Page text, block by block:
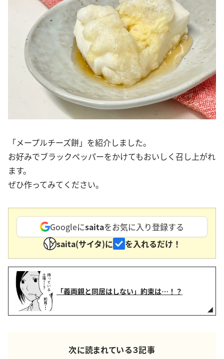
「メープルチーズ餅」を紹介しました。
お好みでブラックペッパーをかけてもおいしく召し上がれ
ます。
ぜひ作ってみてください。
Googleにsaitaをお気に入り登録する
saita(サイタ)に
を入れるだけ！
「義両親と同居はしない」約束は…！？
次に読まれている３記事